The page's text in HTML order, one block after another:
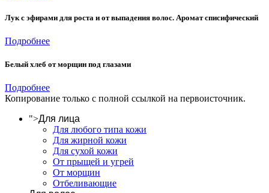
Лук с эфирами для роста и от выпадения волос. Аромат списифический
Подробнее
Белый хлеб от морщин под глазами
Подробнее
Копирование только с полной ссылкой на первоисточник.
">Для лица
Для любого типа кожи
Для жирной кожи
Для сухой кожи
От прыщей и угрей
От морщин
Отбеливающие